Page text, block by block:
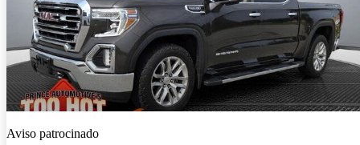
Aviso patrocinado